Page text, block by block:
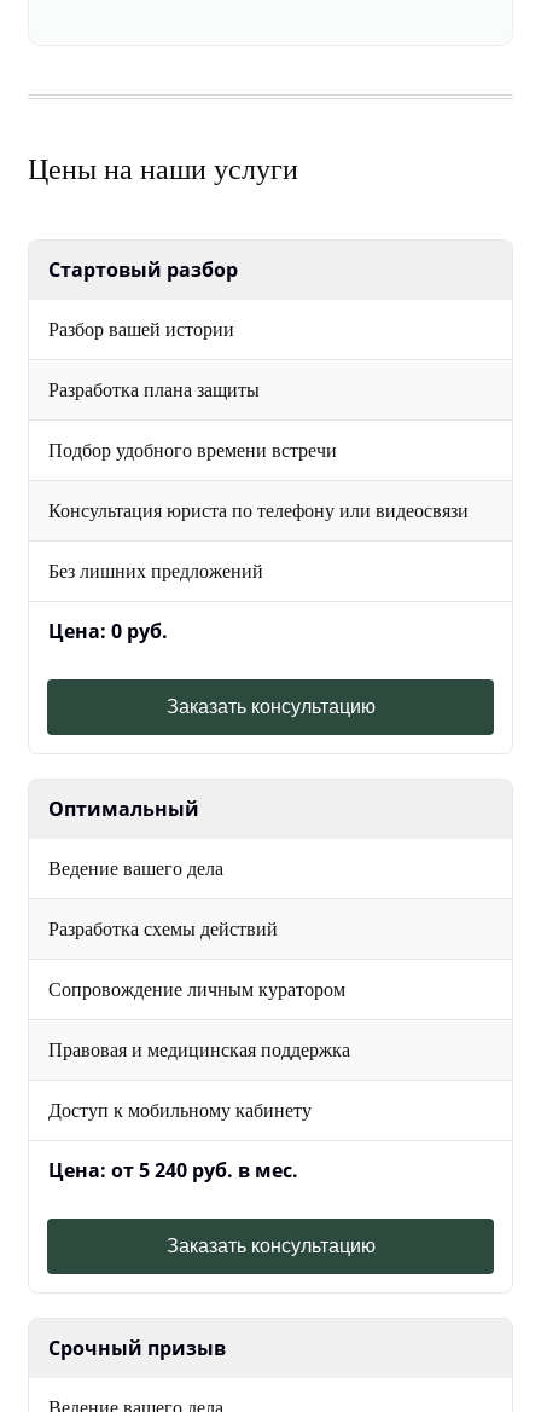
Цены на наши услуги
Стартовый разбор
Разбор вашей истории
Разработка плана защиты
Подбор удобного времени встречи
Консультация юриста по телефону или видеосвязи
Без лишних предложений
Цена: 0 руб.
Заказать консультацию
Оптимальный
Ведение вашего дела
Разработка схемы действий
Сопровождение личным куратором
Правовая и медицинская поддержка
Доступ к мобильному кабинету
Цена: от 5 240 руб. в мес.
Заказать консультацию
Срочный призыв
Ведение вашего дела